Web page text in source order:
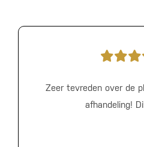
Zeer tevreden over de
afhandeling!